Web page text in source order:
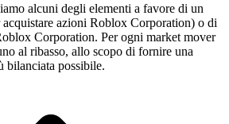
alcuni degli elementi a favore di un
azioni Roblox Corporation) o di
Corporation. Per ogni market mover
al ribasso, allo scopo di fornire una
bilanciata possibile.